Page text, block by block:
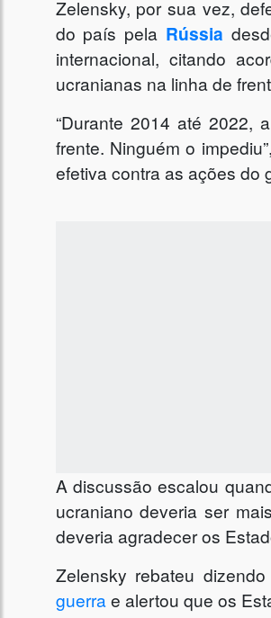
Zelensky, por sua vez,
do país pela Rússia
internacional, citando
ucranianas na linha de
“Durante 2014 até 2022,
frente. Ninguém o
efetiva contra as ações do
A discussão escalou
ucraniano deveria ser
deveria agradecer os
Zelensky rebateu
guerrae alertou que os